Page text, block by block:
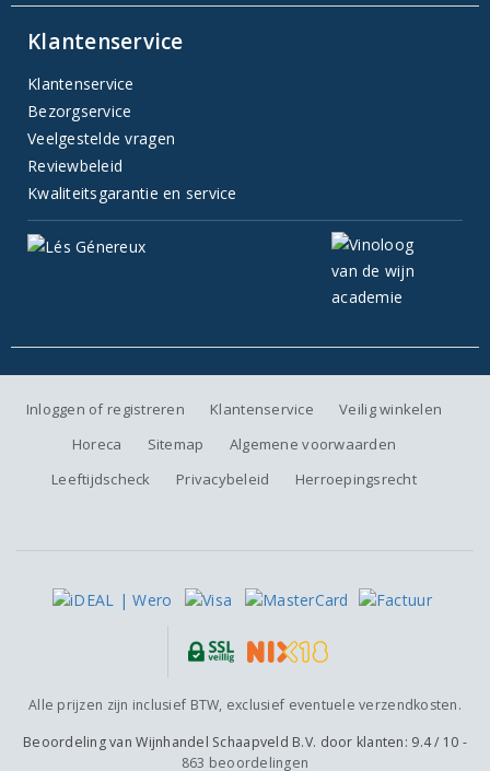
Klantenservice
Klantenservice
Bezorgservice
Veelgestelde vragen
Reviewbeleid
Kwaliteitsgarantie en service
Inloggen of registreren Klantenservice
Veilig winkelen
Horeca
Sitemap
Algemene voorwaarden
Leeftijdscheck
Privacybeleid Herroepingsrecht
Alle prijzen zijn inclusief BTW, exclusief eventuele verzendkosten.
Beoordeling vanWijnhandel Schaapveld B.V. door klanten: 9.4/ 10 -
863 beoordelingen